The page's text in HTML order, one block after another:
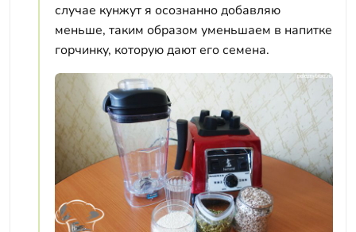
случае кунжут я осознанно добавляю
меньше, таким образом уменьшаем в напитке
горчинку, которую дают его семена.